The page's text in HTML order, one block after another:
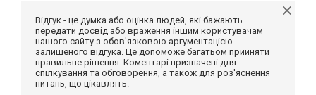
Відгук - це думка або оцінка людей, які бажають
передати досвід або враження іншим користувачам
нашого сайту з обов'язковою аргументацією
залишеного відгука. Це допоможе багатьом прийняти
правильне рішення. Коментарі призначені для
спілкування та обговорення, а також для роз'яснення
питань, що цікавлять.